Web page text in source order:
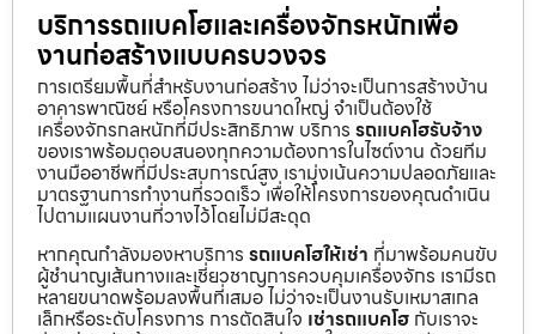
บริการรถแบคโฮและเครื่องจักรหนักเพื่อ
งานก่อสร้างแบบครบวงจร
การเตรียมพื้นที่สำหรับงานก่อสร้าง ไม่ว่าจะเป็นการสร้างบ้าน
อาคารพาณิชย์ หรือโครงการขนาดใหญ่ จำเป็นต้องใช้
เครื่องจักรกลหนักที่มีประสิทธิภาพ บริการ รถแบคโฮรับจ้าง
ของเราพร้อมตอบสนองทุกความต้องการในไซต์งาน ด้วยทีม
งานมืออาชีพที่มีประสบการณ์สูง เรามุ่งเน้นความปลอดภัยและ
มาตรฐานการทำงานที่รวดเร็ว เพื่อให้โครงการของคุณดำเนิน
ไปตามแผนงานที่วางไว้โดยไม่มีสะดุด
หากคุณกำลังมองหาบริการ รถแบคโฮให้เช่า ที่มาพร้อมคนขับ
ผู้ชำนาญเส้นทางและเชี่ยวชาญการควบคุมเครื่องจักร เรามีรถ
หลายขนาดพร้อมลงพื้นที่เสมอ ไม่ว่าจะเป็นงานรับเหมาสเกล
เล็กหรือระดับโครงการ การตัดสินใจ เช่ารถแบคโฮ กับเราจะ